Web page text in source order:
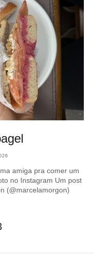
amiga pra comer um
no Instagram Um post
(@marcelamorgon)